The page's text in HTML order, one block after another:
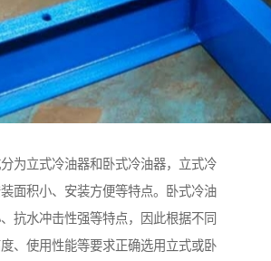
为立式冷油器和卧式冷油器，立式冷
面积小、安装方便等特点。卧式冷油
抗水冲击性强等特点，因此根据不同
、使用性能等要求正确选用立式或卧